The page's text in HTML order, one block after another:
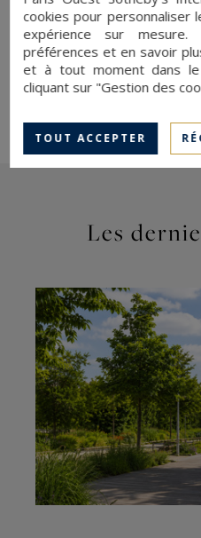
Pour lire la suite de
Paris Ouest Sotheby's
expert de l'immobilier
Paris
Les
cookies pour personnaliser
expérience sur
préférences et en savoir
et à tout moment dans
cliquant sur "Gestion des
TOUT ACCEPTER